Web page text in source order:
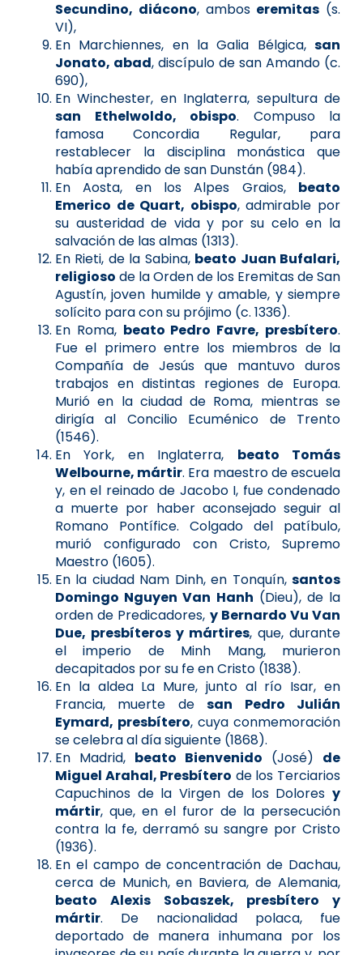
Secundino, diácono, ambos eremitas (s.
VI),
En Marchiennes, en la Galia Bélgica, san
Jonato, abad, discípulo de san Amando (c.
690),
En Winchester, en Inglaterra, sepultura de
san Ethelwoldo, obispo. Compuso la
famosa Concordia Regular, para
restablecer la disciplina monástica que
había aprendido de san Dunstán (984).
En Aosta, en los Alpes Graios, beato
Emerico de Quart, obispo, admirable por
su austeridad de vida y por su celo en la
salvación de las almas (1313).
En Rieti, de la Sabina, beato Juan Bufalari,
religioso de la Orden de los Eremitas de San
Agustín, joven humilde y amable, y siempre
solícito para con su prójimo (c. 1336).
En Roma, beato Pedro Favre, presbítero.
Fue el primero entre los miembros de la
Compañía de Jesús que mantuvo duros
trabajos en distintas regiones de Europa.
Murió en la ciudad de Roma, mientras se
dirigía al Concilio Ecuménico de Trento
(1546).
En York, en Inglaterra, beato Tomás
Welbourne, mártir. Era maestro de escuela
y, en el reinado de Jacobo I, fue condenado
a muerte por haber aconsejado seguir al
Romano Pontífice. Colgado del patíbulo,
murió configurado con Cristo, Supremo
Maestro (1605).
En la ciudad Nam Dinh, en Tonquín, santos
Domingo Nguyen Van Hanh (Dieu), de la
orden de Predicadores, y Bernardo Vu Van
Due, presbíteros y mártires, que, durante
el imperio de Minh Mang, murieron
decapitados por su fe en Cristo (1838).
En la aldea La Mure, junto al río Isar, en
Francia, muerte desan Pedro Julián
Eymard, presbítero, cuya conmemoración
se celebra al día siguiente (1868).
En Madrid, beato Bienvenido (José) de
Miguel Arahal, Presbítero de los Terciarios
Capuchinos de la Virgen de los Dolores y
mártir, que, en el furor de la persecución
contra la fe, derramó su sangre por Cristo
(1936).
En el campo de concentración de Dachau,
cerca de Munich, en Baviera, de Alemania,
beato Alexis Sobaszek, presbítero y
mártir. De nacionalidad polaca, fue
deportado de manera inhumana por los